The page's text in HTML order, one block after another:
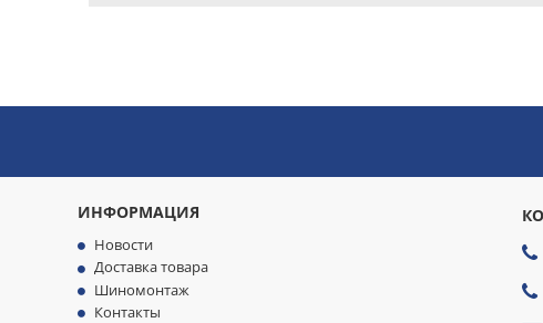
ИНФОРМАЦИЯ
Новости
Доставка товара
Шиномонтаж
Контакты